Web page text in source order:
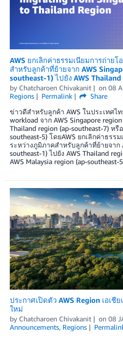
AWS ยกเลิกค่าธรรมเนียมการถ่าย
สำหรับลูกค้าที่ย้ายจาก AWS
southeast-1) ไปยัง AWS
by Chatcharoen Chivakanit on 08
Regions
Permalink
Share
ข่าวดีสำหรับลูกค้า AWS ในประเทศไ
workload จาก AWS Singapore
Thailand region (ap-southeast-7) หรื
southeast-5) โดยAWS ยกเลิกค่าธรร
ระหว่างภูมิภาคสำหรับลูกค้าที่ย้ายจาก
southeast-1) ไปยัง AWS Thailand
AWS Malaysia region (ap-southeast-
ประกาศเปิดตัว AWS Region เอเ
ใหม่
by Chatcharoen Chivakanit on 08
Announcements, Regions